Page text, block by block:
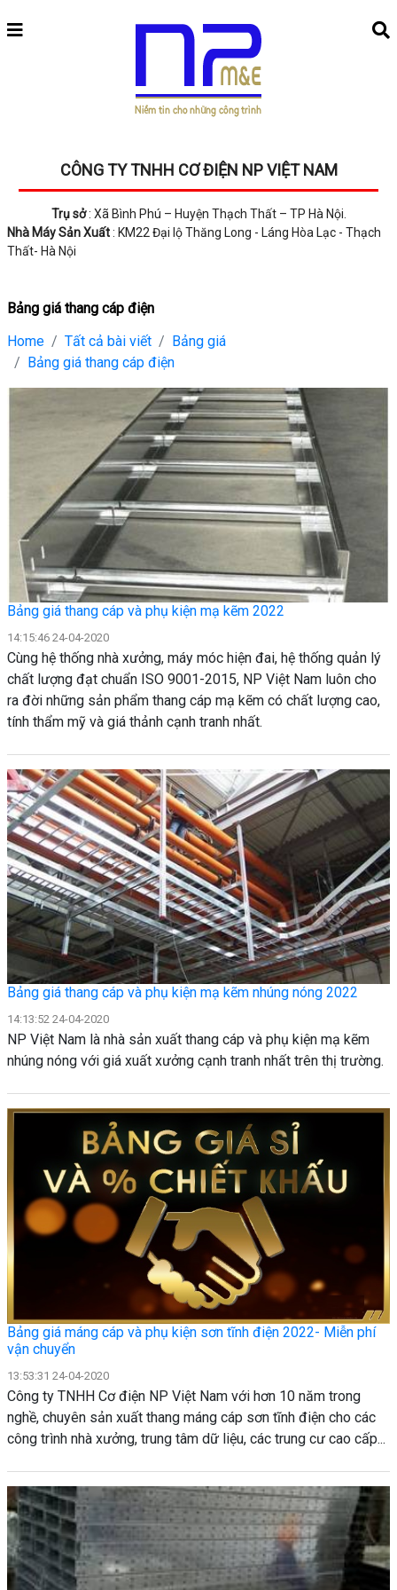
CÔNG TY TNHH CƠ ĐIỆN NP VIỆT NAM
Trụ sở: Xã Bình Phú – Huyện Thạch Thất – TP Hà Nội.
Nhà Máy Sản Xuất: KM22 Đại lộ Thăng Long - Láng Hòa Lạc - Thạch
Thất- Hà Nội
Bảng giá thang cáp điện
Home
Tất cả bài viết
Bảng giá
Bảng giá thang cáp điện
Bảng giá thang cáp và phụ kiện mạ kẽm 2022
14:15:46 24-04-2020
Cùng hệ thống nhà xưởng, máy móc hiện đai, hệ thống quản lý
chất lượng đạt chuẩn ISO 9001-2015, NP Việt Nam luôn cho
ra đời những sản phẩm thang cáp mạ kẽm có chất lượng cao,
tính thẩm mỹ và giá thảnh cạnh tranh nhất.
Bảng giá thang cáp và phụ kiện mạ kẽm nhúng nóng 2022
14:13:52 24-04-2020
NP Việt Nam là nhà sản xuất thang cáp và phụ kiện mạ kẽm
nhúng nóng với giá xuất xưởng cạnh tranh nhất trên thị trường.
Bảng giá máng cáp và phụ kiện sơn tĩnh điện 2022- Miễn phí
vận chuyển
13:53:31 24-04-2020
Công ty TNHH Cơ điện NP Việt Nam với hơn 10 năm trong
nghề, chuyên sản xuất thang máng cáp sơn tĩnh điện cho các
công trình nhà xưởng, trung tâm dữ liệu, các trung cư cao cấp...